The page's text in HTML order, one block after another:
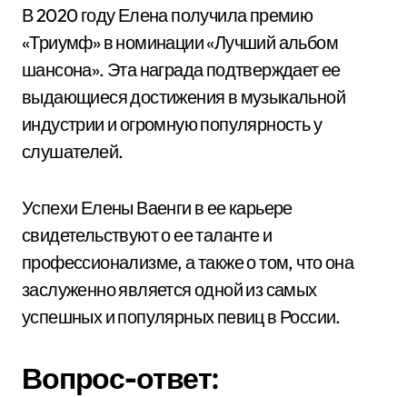
В 2020 году Елена получила премию
«Триумф» в номинации «Лучший альбом
шансона». Эта награда подтверждает ее
выдающиеся достижения в музыкальной
индустрии и огромную популярность у
слушателей.
Успехи Елены Ваенги в ее карьере
свидетельствуют о ее таланте и
профессионализме, а также о том, что она
заслуженно является одной из самых
успешных и популярных певиц в России.
Вопрос-ответ: